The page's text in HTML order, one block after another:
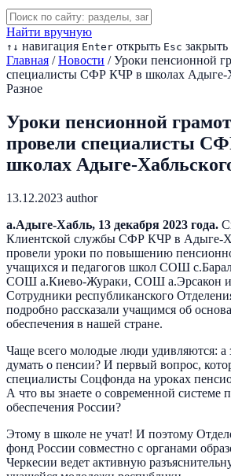
Найти вручную
↑ ↓ навигация Enter открыть Esc закрыть
Главная / Новости / Уроки пенсионной
специалисты СФР КЧР в школах Адыге-
Разное
Уроки пенсионной
провели специалисты
школах Адыге-
13.12.2023 author
а.Адыге-Хабль, 13 декабря 2023 года.
Клиентской службы СФР КЧР в Адыге-
провели уроки по повышению
учащихся и педагогов школ СОШ
СОШ а.Киево-Жураки, СОШ а.Эрсакон
Сотрудники республиканского
подробно рассказали учащимся об
обеспечения в нашей стране.
Чаще всего молодые люди удивляются: а
думать о пенсии? И первый вопрос,
специалисты Соцфонда на уроках
А что вы знаете о современной системе
обеспечения России?
Этому в школе не учат! И поэтому
фонд России совместно с органами
Черкесии ведет активную